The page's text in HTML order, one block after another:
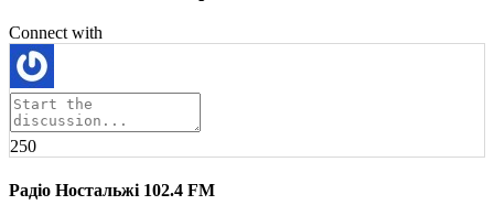
Connect with
250
Радіо Ностальжі 102.4 FM